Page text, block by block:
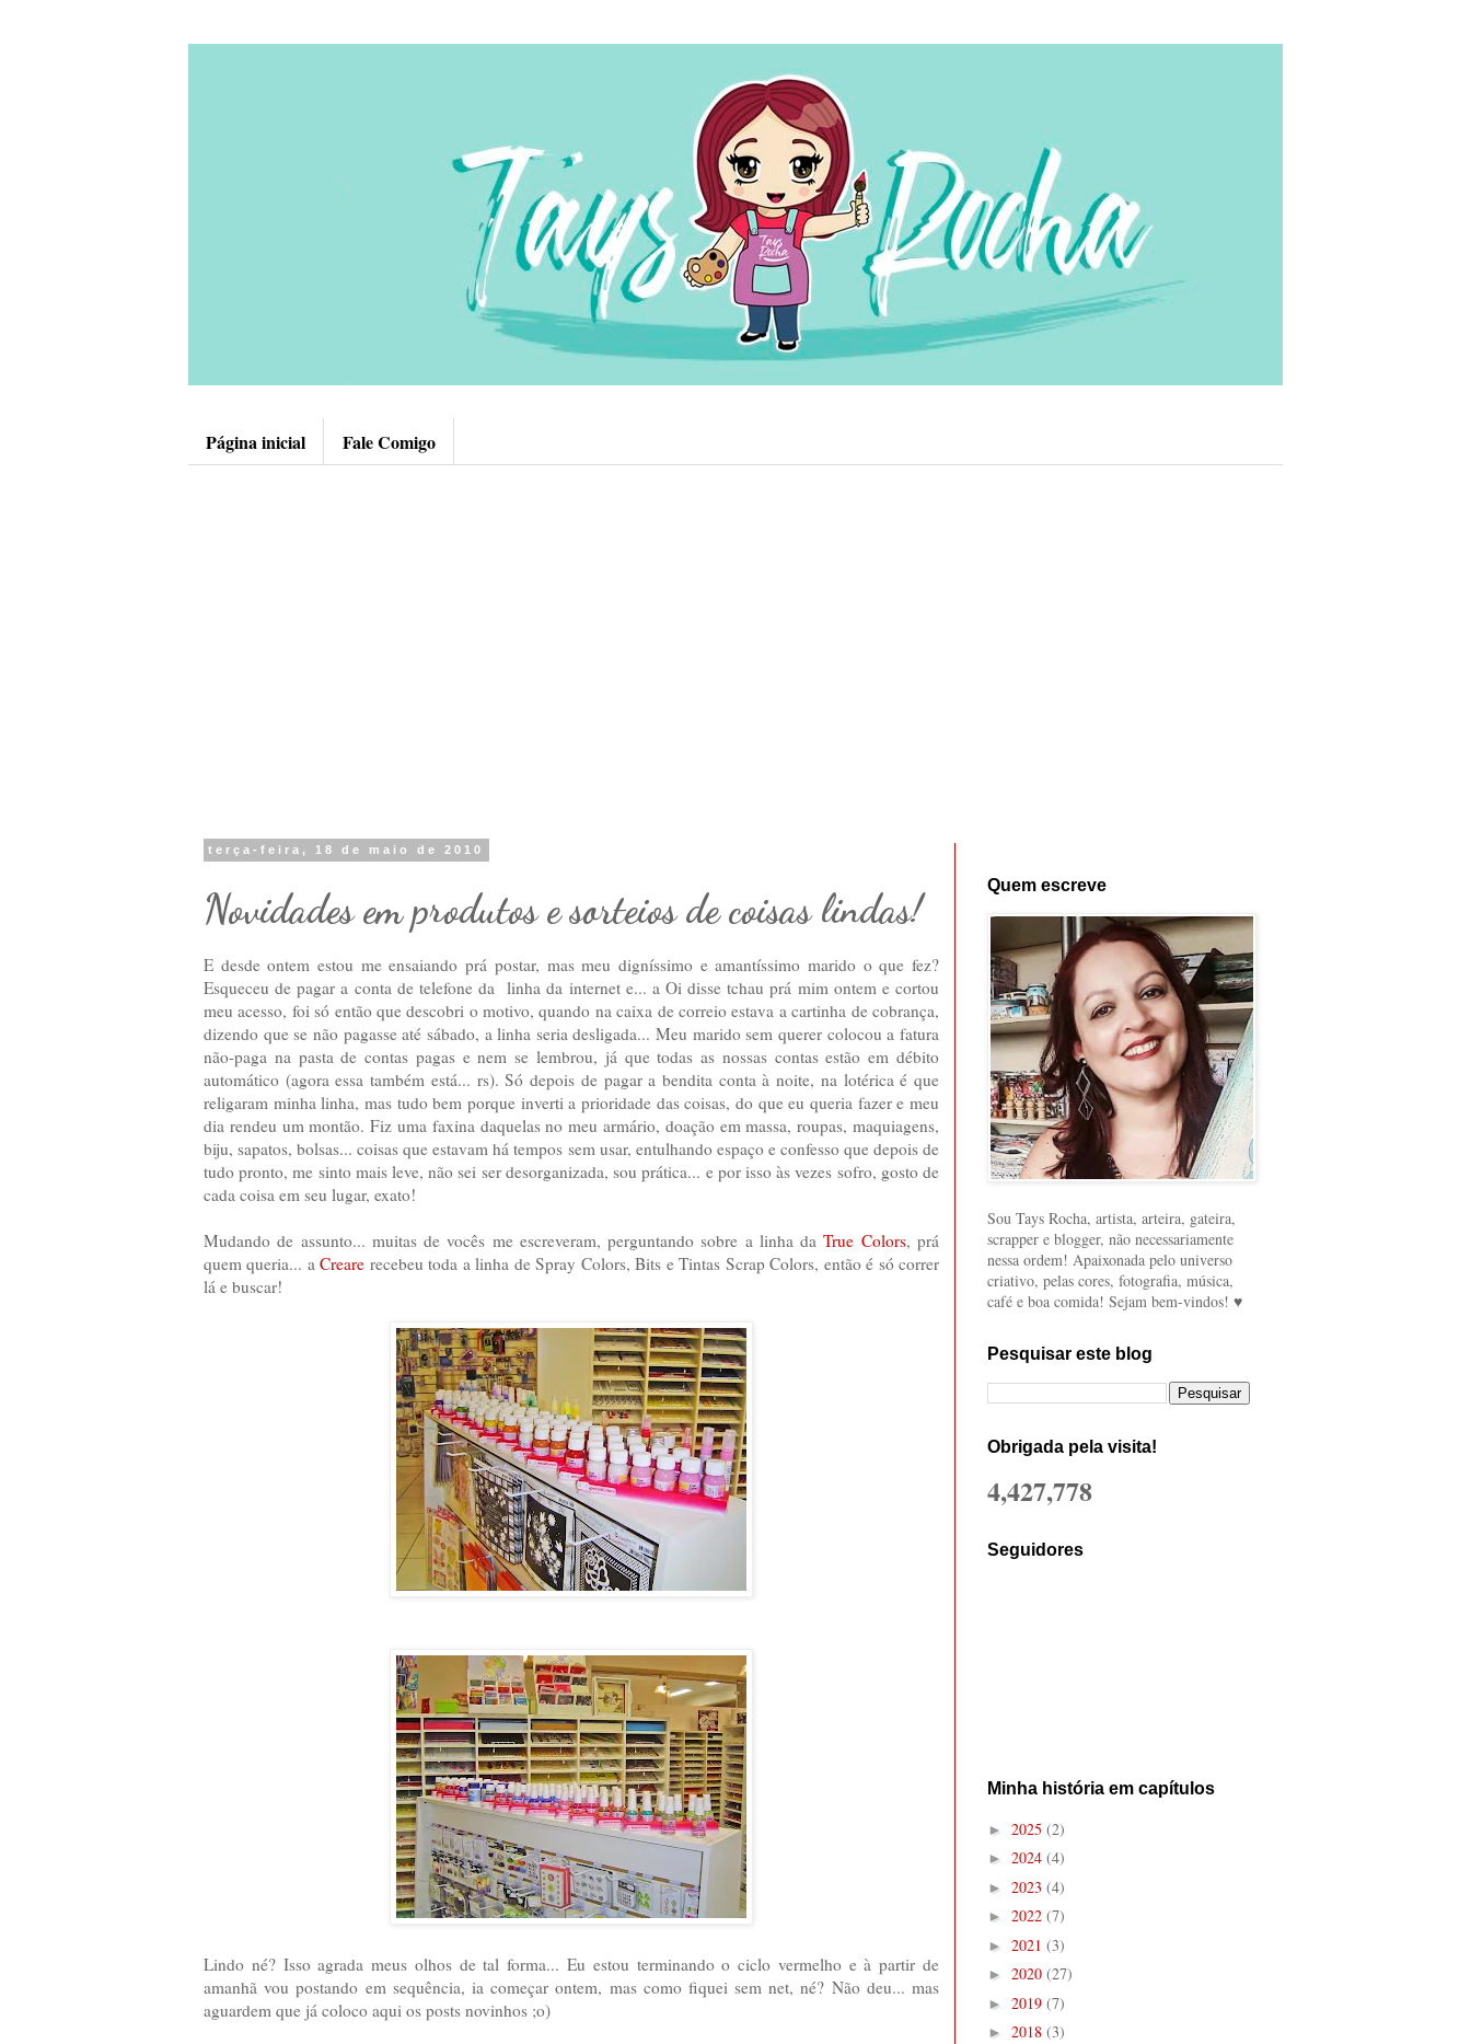
Página inicial Fale Comigo
terça-feira, 18 de maio de 2010
Novidades em produtos e sorteios de coisas lindas!
E desde ontem estou me ensaiando prá postar, mas meu digníssimo e amantíssimo marido o que fez?
Esqueceu de pagar a conta de telefone da linha da internet e... a Oi disse tchau prá mim ontem e cortou
meu acesso, foi só então que descobri o motivo, quando na caixa de correio estava a cartinha de cobrança,
dizendo que se não pagasse até sábado, a linha seria desligada... Meu marido sem querer colocou a fatura
não-paga na pasta de contas pagas e nem se lembrou, já que todas as nossas contas estão em débito
automático (agora essa também está... rs). Só depois de pagar a bendita conta à noite, na lotérica é que
religaram minha linha, mas tudo bem porque inverti a prioridade das coisas, do que eu queria fazer e meu
dia rendeu um montão. Fiz uma faxina daquelas no meu armário, doação em massa, roupas, maquiagens,
biju, sapatos, bolsas... coisas que estavam há tempos sem usar, entulhando espaço e confesso que depois de
tudo pronto, me sinto mais leve, não sei ser desorganizada, sou prática... e por isso às vezes sofro, gosto de
cada coisa em seu lugar, exato!
Mudando de assunto... muitas de vocês me escreveram, perguntando sobre a linha daTrue Colors, prá
quem queria... aCreare recebeu toda a linha de Spray Colors, Bits e Tintas Scrap Colors, então é só correr
lá e buscar!
Lindo né? Isso agrada meus olhos de tal forma... Eu estou terminando o ciclo vermelho e à partir de
amanhã vou postando em sequência, ia começar ontem, mas como fiquei sem net, né? Não deu... mas
aguardem que já coloco aqui os posts novinhos ;o)
Quem escreve
Sou Tays Rocha, artista, arteira, gateira,
scrapper e blogger, não necessariamente
nessa ordem! Apaixonada pelo universo
criativo, pelas cores, fotografia, música,
café e boa comida! Sejam bem-vindos! ♥
Pesquisar este blog
Obrigada pela visita!
4,427,778
Seguidores
Minha história em capítulos
► 2025 (2)
► 2024 (4)
► 2023 (4)
► 2022 (7)
► 2021 (3)
► 2020 (27)
► 2019 (7)
► 2018 (3)